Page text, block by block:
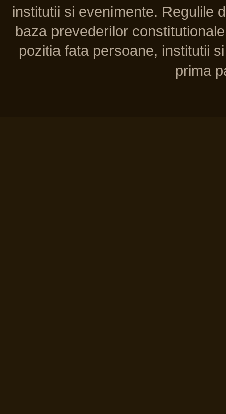
institutii si evenimente. Regulile
baza prevederilor
pozitia fata persoane, institutii
prima